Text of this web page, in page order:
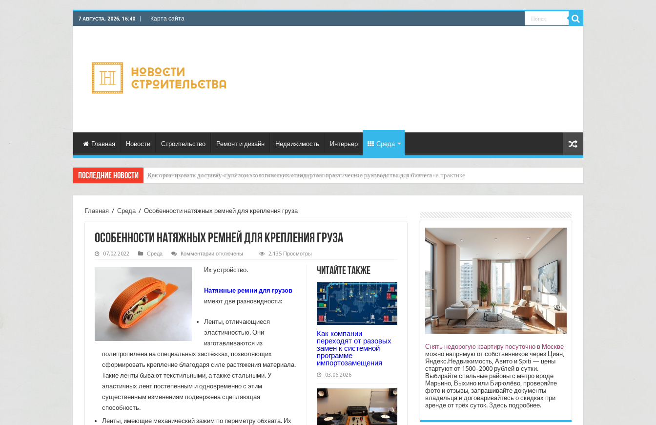
7 АВГУСТА, 2026, 16:40 Карта сайта
Главная Новости Строительство Ремонт и дизайн Недвижимость Интерьер Среда
Последние новости Доставка грузов с услугой «фиксация состояния упаковки до и после»: зачем это нужно и как работает на практике
Главная / Среда / Особенности натяжных ремней для крепления груза
Особенности натяжных ремней для крепления груза
07.02.2022 Среда Комментариик
Особенности
натяжных
крепления
отключены 2,135 Просмотры
Читайте также
Как компании
переходят от разовых
замен к системной
программе
импортозамещения
03.06.2026
Их устройство.
Натяжные ремни для грузов
имеют две разновидности:
Ленты, отличающиеся
эластичностью. Они
изготавливаются из
полипропилена на специальных застёжках, позволяющих
сформировать крепление благодаря силе растяжения материала.
Такие ленты бывают текстильными, а также стальными. У
эластичных лент постепенным и одновременно с этим
существенным изменениям подвержена сцепляющая
способность.
Ленты, имеющие механический зажим по периметру обхвата. Их
Снять недорогую квартиру посуточно в Москве
можно напрямую от собственников через Циан,
Яндекс.Недвижимость, Авито и Spiti — цены
стартуют от 1500–2000 рублей в сутки.
Выбирайте спальные районы с метро вроде
Марьино, Выхино или Бирюлёво, проверяйте
фото и отзывы, запрашивайте документы
владельца и договаривайтесь о скидках при
аренде от трёх суток. Здесьподробнее.